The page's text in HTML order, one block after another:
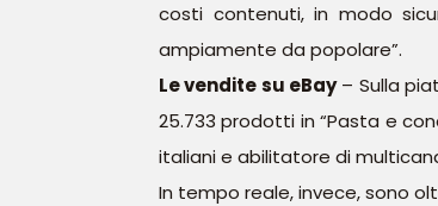
costi contenuti, in modo
ampiamente da popolare”.
Le vendite su eBay– Sulla
25.733 prodotti in “Pasta e
italiani e abilitatore di
In tempo reale, invece, sono